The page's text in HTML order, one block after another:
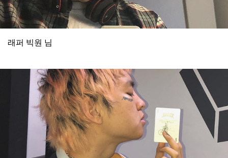
래퍼 빅원 님